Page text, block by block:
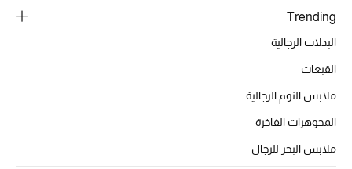
جميع إصدارتنا النسائية
تشكيلة المناسبات للنساء
الحب للمحلي
Trending
البدلات الرجالية
القبعات
ملابس النوم الرجالية
المجوهرات الفاخرة
ملابس البحر للرجال